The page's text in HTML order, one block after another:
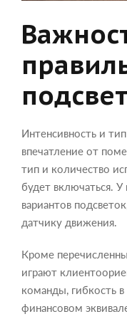
Интенсивность и
впечатление от
тип и количество
будет включаться.
вариантов
датчику движения.
Кроме
играют
команды, гибкость
финансовом